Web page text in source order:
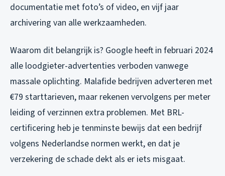
documentatie met foto’s of video, en vijf jaar
archivering van alle werkzaamheden.
Waarom dit belangrijk is? Google heeft in februari 2024
alle loodgieter-advertenties verboden vanwege
massale oplichting. Malafide bedrijven adverteren met
€79 starttarieven, maar rekenen vervolgens per meter
leiding of verzinnen extra problemen. Met BRL-
certificering heb je tenminste bewijs dat een bedrijf
volgens Nederlandse normen werkt, en dat je
verzekering de schade dekt als er iets misgaat.